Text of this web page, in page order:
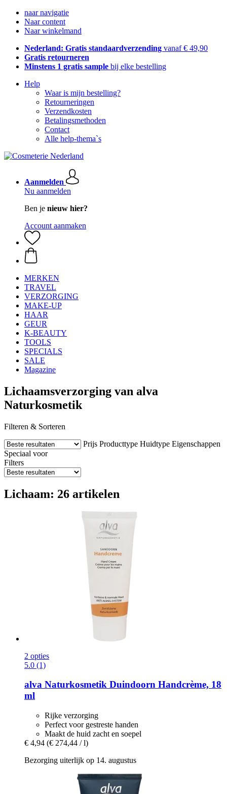
naar navigatie
Naar content
Naar winkelmand
Nederland: Gratis standaardverzending vanaf € 49,90
Gratis retourneren
Minstens 1 gratis sample bij elke bestelling
Help
Waar is mijn bestelling?
Retourneringen
Verzendkosten
Betalingsmethoden
Contact
Alle help-thema`s
Aanmelden
Nu aanmelden
Ben je nieuw hier?
Account aanmaken
MERKEN
TRAVEL
VERZORGING
MAKE-UP
HAAR
GEUR
K-BEAUTY
TOOLS
SPECIALS
SALE
Magazine
Lichaamsverzorging van alva
Naturkosmetik
Filteren & Sorteren
Prijs Producttype Huidtype Eigenschappen
Speciaal voor
Filters
Lichaam: 26 artikelen
2 opties
5.0 (1)
alva Naturkosmetik Duindoorn Handcrème, 18
ml
Rijke verzorging
Perfect voor gestreste handen
Maakt de huid zacht en soepel
€ 4,94 (€ 274,44 / l)
Bezorging uiterlijk op 14. augustus